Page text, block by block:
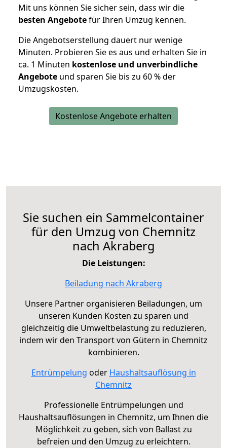
Mit uns können Sie sicher sein, dass wir die
besten Angebotefür Ihren Umzug kennen.
Die Angebotserstellung dauert nur wenige
Minuten. Probieren Sie es aus und erhalten Sie in
ca. 1 Minuten kostenlose und unverbindliche
Angebote und sparen Sie bis zu 60 % der
Umzugskosten.
Kostenlose Angebote erhalten
Sie suchen ein Sammelcontainer
für den Umzug von Chemnitz
nach Akraberg
Die Leistungen:
Beiladung nach Akraberg
Unsere Partner organisieren Beiladungen, um
unseren Kunden Kosten zu sparen und
gleichzeitig die Umweltbelastung zu reduzieren,
indem wir den Transport von Gütern in Chemnitz
kombinieren.
Entrümpelung oder Haushaltsauflösung in
Chemnitz
Professionelle Entrümpelungen und
Haushaltsauflösungen in Chemnitz, um Ihnen die
Möglichkeit zu geben, sich von Ballast zu
befreien und den Umzug zu erleichtern.